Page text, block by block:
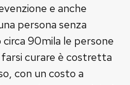
e anche
persona senza
90mila le persone
curare è costretta
con un costo a